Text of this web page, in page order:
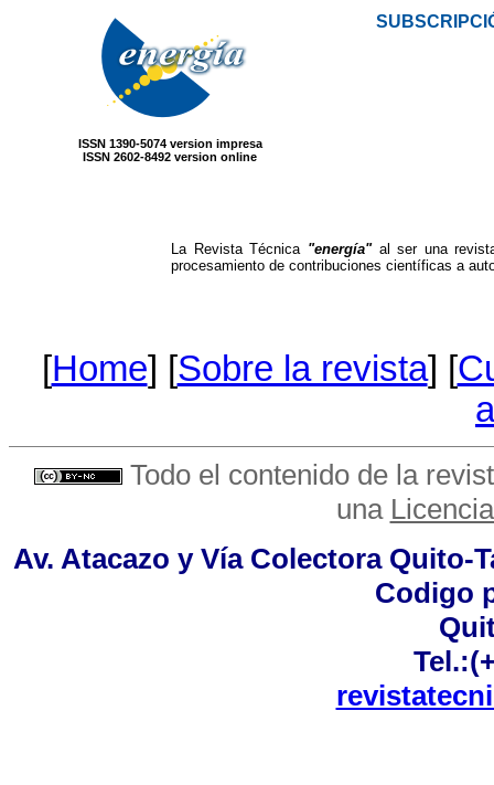
ISSN 1390-5074 version impresa
ISSN 2602-8492 version online
La Revista Técnica "energía" al ser una
procesamiento de contribuciones científicas a
[Home] [Sobre la revista] [
Todo el contenido de la
una
Av. Atacazo y Vía Colectora Quito-
Codigo